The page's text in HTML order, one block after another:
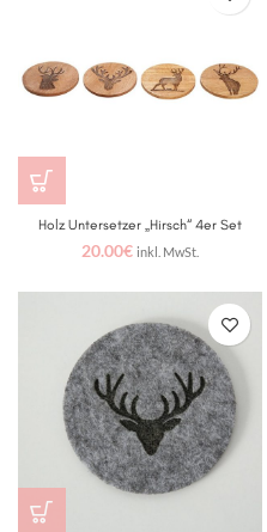
Holz Untersetzer „Hirsch“ 4er Set
20.00€ inkl. MwSt.